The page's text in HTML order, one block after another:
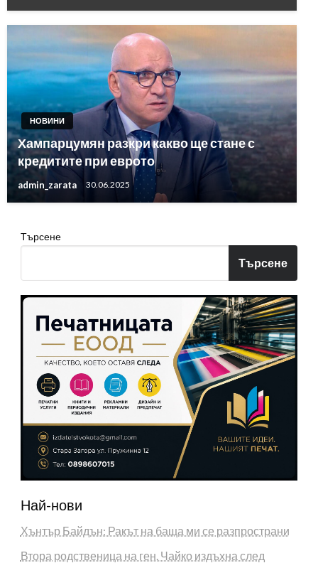
НОВИНИ
Хампарцумян разкри какво ще стане с
кредитите при еврото
admin_zarata 30.06.2025
Търсене
Търсене
Най-нови
Хънтър Байдън: Ракът на баща ми се разпространи
Втора родственица на ген. Чайко издъхна след